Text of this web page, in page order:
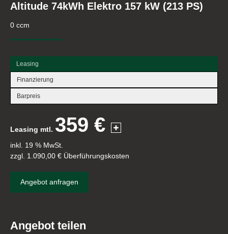
Altitude 74kWh Elektro 157 kW (213 PS)
0 ccm
Leasing
Finanzierung
Barpreis
Leasing mtl. 359 €
inkl. 19 % MwSt.
zzgl. 1.090,00 € Überführungskosten
Angebot anfragen
Angebot teilen